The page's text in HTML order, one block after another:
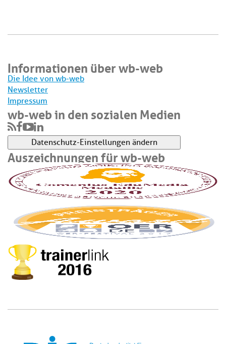
Informationen über wb-web
Die Idee von wb-web
Newsletter
Impressum
wb-web in den sozialen Medien
Datenschutz-Einstellungen ändern
Auszeichnungen für wb-web